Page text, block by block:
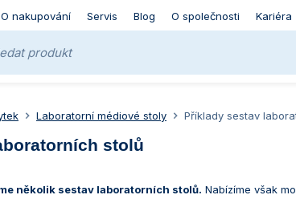
O nakupování Servis Blog O společnosti Kariéra
Laboratorní médiové stoly Příklady sestav
stolů
několik sestav laboratorních stolů. Nabízíme však